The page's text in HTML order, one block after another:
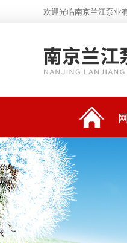
欢迎光临南京兰江泵业